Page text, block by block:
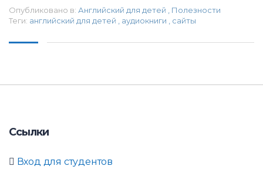
Опубликовано в: Английский для детей , Полезности
Теги: английский для детей , аудиокниги , сайты
Ссылки
Вход для студентов